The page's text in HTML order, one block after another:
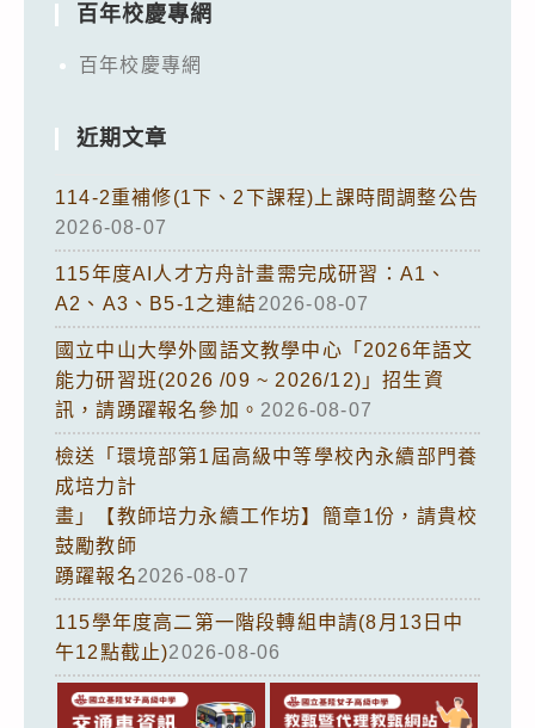
百年校慶專網
百年校慶專網
近期文章
114-2重補修(1下、2下課程)上課時間調整公告
2026-08-07
115年度AI人才方舟計畫需完成研習：A1、
A2、A3、B5-1之連結2026-08-07
國立中山大學外國語文教學中心「2026年語文
能力研習班(2026 /09 ~ 2026/12)」招生資
訊，請踴躍報名參加。 2026-08-07
檢送「環境部第1屆高級中等學校內永續部門養
成培力計
畫」【教師培力永續工作坊】簡章1份，請貴校
鼓勵教師
踴躍報名2026-08-07
115學年度高二第一階段轉組申請(8月13日中
午12點截止)2026-08-06